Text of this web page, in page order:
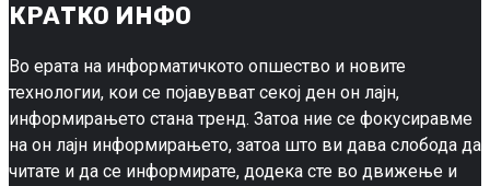
КРАТКО ИНФО
Во ерата на информатичкото опшество и новите
технологии, кои се појавувват секој ден он лајн,
информирањето стана тренд. Затоа ние се фокусиравме
на он лајн информирањето, затоа што ви дава слобода да
читате и да се информирате, додека сте во движење и